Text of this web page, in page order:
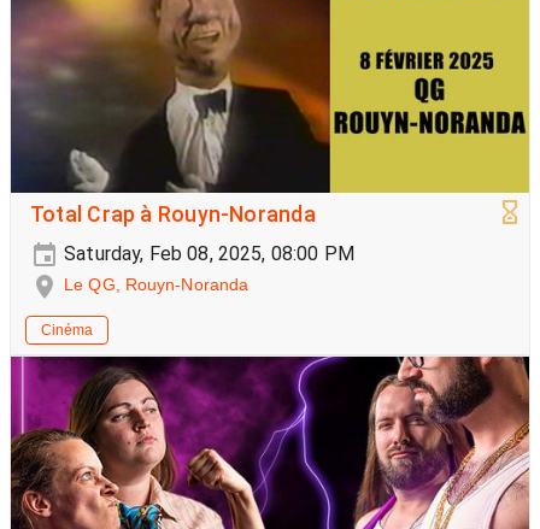
Total Crap à Rouyn-Noranda
Saturday, Feb 08, 2025, 08:00 PM
Le QG, Rouyn-Noranda
Cinéma